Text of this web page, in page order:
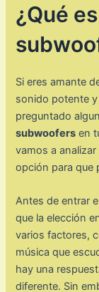
¿Qué
Si eres amante
sonido potente
preguntado
subwoofers en
vamos a
opción para que
Antes de entrar
que la elección
varios factores,
música que
hay una
diferente. Sin